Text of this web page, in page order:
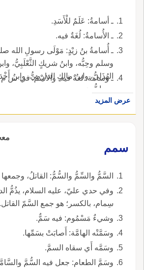
ـ أسامةُ: عَلَمٌ للْأَسَدِ.
ـ الأُسامةُ: لُغَةٌ فيه.
ـ أُسامةُ بنُ زيْدٍ: مَوْلَى رسولِ الله
وسلم وحِبُّه، وابنُ شريكٍ الثَّعْلَبِيُّ،
الهُذَلِيُّ، وابنُ مالِكٍ الدارِمِيُّ، وابنُ
صحابيُّون.
ـ وسامة: لغةٌ فيه. والاسْمُ: في س م
عرض المزيد
سمم
السَّمُّ والسِّمُّ والسُّمُّ: القاتلُ، وجمعها سِمامٌ.
وفي حدي عليّ، عليه السلام، يذُمُّ
سِمام، بالكسر؛ هو جمع السَّمّ القاتل.
وشيءٌ مَسْمُوم: فيه سَمٌّ.
وسَمَّتْه الهامَّة: أَصابَتْ بسَمِّها.
وسَمَّه أَي سقاه السمَّ.
وسَمَّ الطعام: